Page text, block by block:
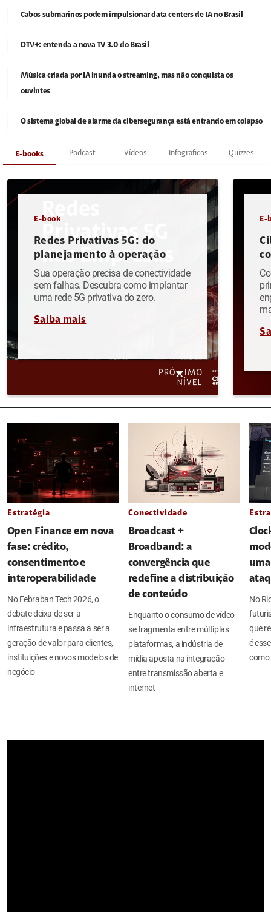
Cabos submarinos podem impulsionar data centers de IA no Brasil
DTV+: entenda a nova TV 3.0 do Brasil
Música criada por IA inunda o streaming, mas não conquista os
ouvintes
O sistema global de alarme da cibersegurança está entrando em colapso
E-books Podcast Vídeos Infográficos Quizzes
E-book
Redes Privativas 5G: do
planejamento à operação
Sua operação precisa de conectividade
sem falhas. Descubra como implantar
uma rede 5G privativa do zero.
Saiba mais
E-
Estratégia
Open Finance em nova
fase: crédito,
consentimento e
interoperabilidade
No Febraban Tech 2026, o
debate deixa de ser a
infraestrutura e passa a ser a
geração de valor para clientes,
instituições e novos modelos de
negócio
Conectividade
Broadcast +
Broadband: a
convergência que
redefine a distribuição
de conteúdo
Enquanto o consumo de vídeo
se fragmenta entre múltiplas
plataformas, a indústria de
mídia aposta na integração
entre transmissão aberta e
internet
No
que
é
como